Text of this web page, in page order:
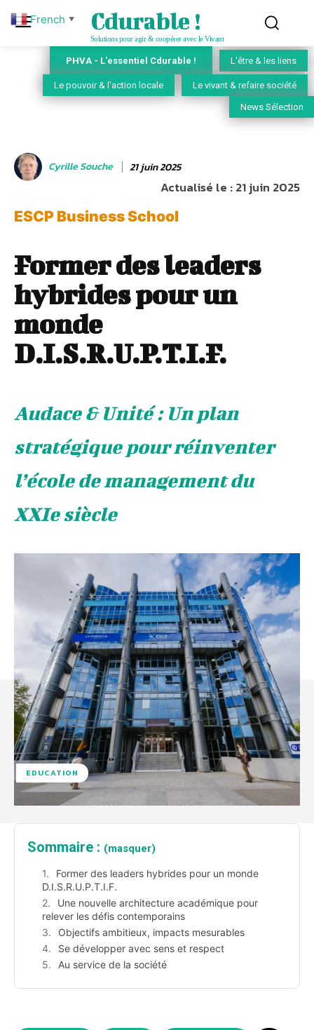
Cdurable !
Solutions pour agir & coopérer avec le Vivant
PHVA - L'essentiel Cdurable ! L'être & les liens
Le pouvoir & l'action locale Le vivant & refaire société
News Sélection
Cyrille Souche 21 juin 2025
Actualisé le :21 juin 2025
ESCP Business School
Former des leaders
hybrides pour un
monde
D.I.S.R.U.P.T.I.F.
Audace & Unité : Un plan
stratégique pour réinventer
l’école de management du
XXIe siècle
EDUCATION
Sommaire : (masquer)
Former des leaders hybrides pour un monde
D.I.S.R.U.P.T.I.F.
Une nouvelle architecture académique pour
relever les défis contemporains
Objectifs ambitieux, impacts mesurables
Se développer avec sens et respect
Au service de la société
French ▼